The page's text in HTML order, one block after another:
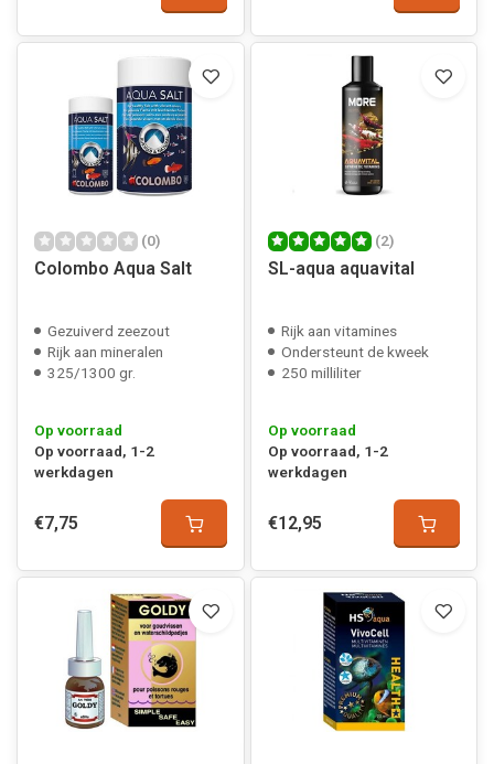
(0)
Colombo Aqua Salt
Gezuiverd zeezout
Rijk aan mineralen
325/1300 gr.
Op voorraad
Op voorraad, 1-2
werkdagen
€7,75
(2)
SL-aqua aquavital
Rijk aan vitamines
Ondersteunt de kweek
250 milliliter
Op voorraad
Op voorraad, 1-2
werkdagen
€12,95